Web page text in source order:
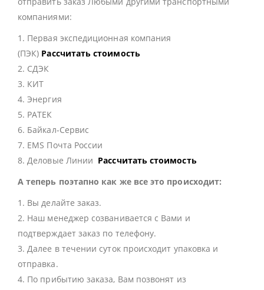
компаниями:
1. Первая экспедиционная компания
(ПЭК) Рассчитать стоимость
2. СДЭК
3. КИТ
4. Энергия
5. РАТЕК
6. Байкал-Сервис
7. EMS Почта России
8. Деловые Линии Рассчитать стоимость
А теперь поэтапно как же все это происходит:
1. Вы делайте заказ.
2. Наш менеджер созванивается с Вами и
подтверждает заказ по телефону.
3. Далее в течении суток происходит упаковка и
отправка.
4. По прибытию заказа, Вам позвонят из